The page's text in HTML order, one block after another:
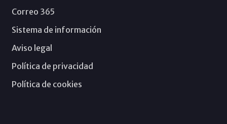
Correo 365
Sistema de información
Aviso legal
Política de privacidad
Política de cookies